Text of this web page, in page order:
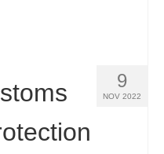
9
NOV 2022